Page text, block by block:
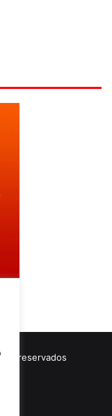
reservados